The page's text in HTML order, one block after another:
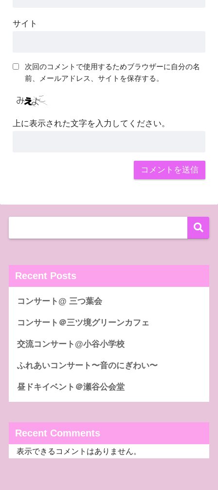
サイト
次回のコメントで使用するためブラウザーに自分の名
前、メールアドレス、サイトを保存する。
上に表示された文字を入力してください。
Recent Posts
コンサート@ 三つ葉会
コンサート＠三ツ境グリーンカフェ
交流コンサート@小谷小学校
ふれあいコンサート〜音のにぎわい〜
昼ドキイベント＠瀬谷公会堂
Recent Comments
表示できるコメントはありません。